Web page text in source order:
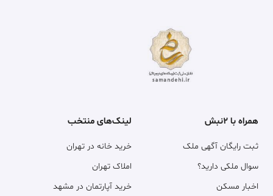
همراه با ۲نبش
ثبت رایگان آگهی ملک
سوال ملکی دارید؟
اخبار مسکن
لینک‌های منتخب
خرید خانه در تهران
املاک تهران
خرید آپارتمان در مشهد